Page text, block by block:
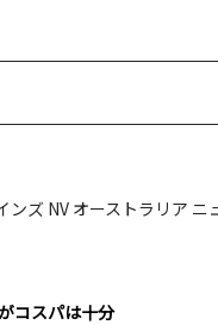
ズ NV オーストラリア
コスパは十分